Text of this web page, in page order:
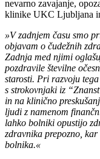
nevarno zavajanje,
klinike UKC Ljubljana
»V zadnjem času smo
objavam o čudežnih
Zadnja med njimi
pozdravile številne
starosti. Pri razvoju
s strokovnjaki iz
in na klinično
ljudi z namenom
lahko bolniki opustijo
zdravnika prepozno,
bolnika.«